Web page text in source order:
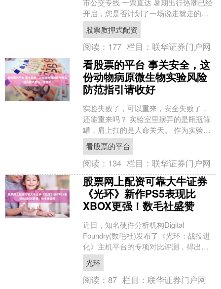
市公交专线 一票直达 暑期出行热潮已经
开启，您是否计划了一场说走就走的港
深之旅，却在交通方式的选择上犯了
难？广州南沙至深圳湾....
股票质押式配资
阅读： 177 栏目：联华证券门户网
看股票的平台 事关安全，这
份动物病原微生物实验风险
防范指引请收好
实验失败了，可以重来，安全失败了，
还能重来吗？ 实验室里摆弄的是瓶瓶罐
罐，肩上扛的是人命关天。 作为实验室
负责人，一般都是某方面的专家或高层
次人才，但是，在实验....
看股票的平台
阅读： 134 栏目：联华证券门户网
股票网上配资可靠大牛证券
《光环》新作PS5表现比
XBOX更强！数毛社盛赞
近日，知名硬件分析机构Digital
Foundry(数毛社)发布了《光环：战役进
化》主机平台的专项对比评测，得出了
颇具反差的结论：这款Xbox经典IP重制
版股....
光环
阅读：87 栏目：联华证券门户网